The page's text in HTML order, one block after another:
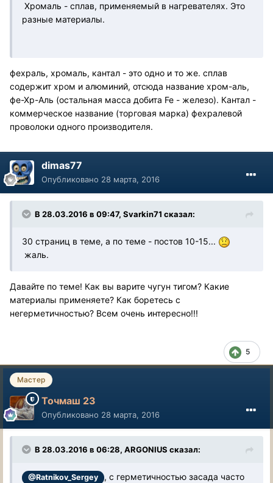
Хромаль - сплав, применяемый в нагревателях. Это
разные материалы.
фехраль, хромаль, кантал - это одно и то же. сплав
содержит хром и алюминий, отсюда название хром-аль,
фе-Хр-Аль (остальная масса добита Fe - железо). Кантал -
коммерческое название (торговая марка) фехралевой
проволоки одного производителя.
dimas77
Опубликовано 28 марта, 2016
В 28.03.2016 в 09:47, Svarkin71 сказал:
30 страниц в теме, а по теме - постов 10-15...
жаль.
Давайте по теме! Как вы варите чугун тигом? Какие
материалы применяете? Как боретесь с
негерметичностью? Всем очень интересно!!!
5
Мастер
Точмаш 23
Опубликовано 28 марта, 2016
В 28.03.2016 в 06:28, ARGONIUS сказал:
@Ratnikov_Sergey
, с герметичностью засада часто